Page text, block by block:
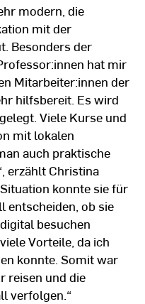
modern, die
mit der
Besonders der
hat mir
Mitarbeiter:innen der
hilfsbereit. Es wird
Viele Kurse und
mit lokalen
auch praktische
erzählt Christina
konnte sie für
entscheiden, ob sie
besuchen
Vorteile, da ich
konnte. Somit war
reisen und die
verfolgen.“